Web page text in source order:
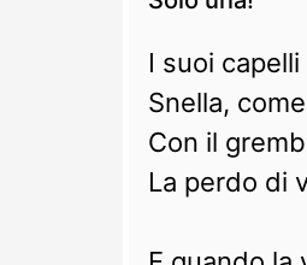
I suoi
Snella,
Con il
La perdo di